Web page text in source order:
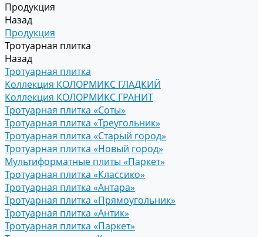
Продукция
Назад
Продукция
Тротуарная плитка
Назад
Тротуарная плитка
Коллекция КОЛОРМИКС ГЛАДКИЙ
Коллекция КОЛОРМИКС ГРАНИТ
Тротуарная плитка «Соты»
Тротуарная плитка «Треугольник»
Тротуарная плитка «Старый город»
Тротуарная плитка «Новый город»
Мультиформатные плиты «Паркет»
Тротуарная плитка «Классико»
Тротуарная плитка «Антара»
Тротуарная плитка «Прямоугольник»
Тротуарная плитка «Антик»
Тротуарная плитка «Паркет»